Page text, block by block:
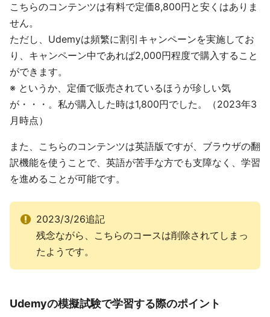
こちらのコンテンツは有料で定価8,800円と安くはありま
せん。
ただし、Udemyは頻繁に割引キャンペーンを実施してお
り、キャンペーン中であれば2,000円程度で購入すること
ができます。
※ というか、定価で販売されているほうが珍しい気
が・・・。私が購入した時は1,800円でした。（2023年3
月時点）
また、こちらのコンテンツは英語版ですが、ブラウザの翻
訳機能を使うことで、英語が苦手な方でも支障なく、学習
を進めることが可能です。
2023/3/26追記
残念ながら、こちらのコースは削除されてしまっ
たようです。
Udemyの模擬試験で学習する際のポイント